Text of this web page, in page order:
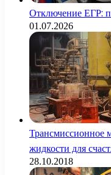
Отключение ЕГР:
01.07.2026
Трансмиссионное
жидкости для
28.10.2018